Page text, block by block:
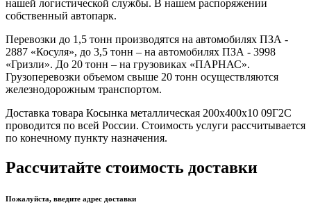
нашей логистической службы. В нашем распоряжении
собственный автопарк.
Перевозки до 1,5 тонн производятся на автомобилях ПЗА -
2887 «Косуля», до 3,5 тонн – на автомобилях ПЗА - 3998
«Гризли». До 20 тонн – на грузовиках «ПАРНАС».
Грузоперевозки объемом свыше 20 тонн осуществляются
железнодорожным транспортом.
Доставка товара Косынка металлическая 200х400х10 09Г2С
проводится по всей России. Стоимость услуги рассчитывается
по конечному пункту назначения.
Рассчитайте стоимость доставки
Пожалуйста, введите адрес доставки